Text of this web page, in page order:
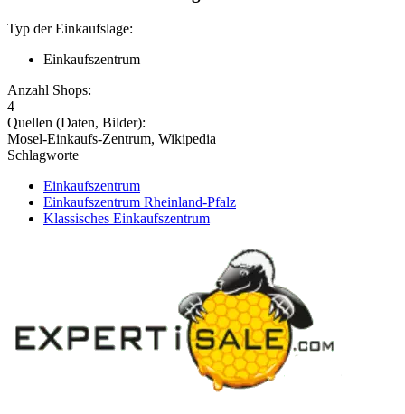
Typ der Einkaufslage:
Einkaufszentrum
Anzahl Shops:
4
Quellen (Daten, Bilder):
Mosel-Einkaufs-Zentrum, Wikipedia
Schlagworte
Einkaufszentrum
Einkaufszentrum Rheinland-Pfalz
Klassisches Einkaufszentrum